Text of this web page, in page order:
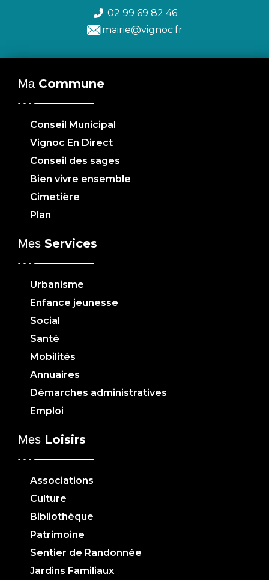
02 99 69 82 46
mairie@vignoc.fr
Ma Commune
Conseil Municipal
Vignoc En Direct
Conseil des sages
Bien vivre ensemble
Cimetière
Plan
Mes Services
Urbanisme
Enfance jeunesse
Social
Santé
Mobilités
Annuaires
Démarches administratives
Emploi
Mes Loisirs
Associations
Culture
Bibliothèque
Patrimoine
Sentier de Randonnée
Jardins Familiaux